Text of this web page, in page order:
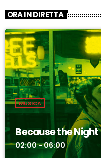
ORA IN DIRETTA
MUSICA
Because the Night
02:00 - 06:00